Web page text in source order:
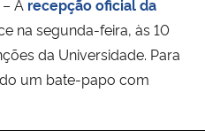
– A recepção oficial da
na segunda-feira, às 10
da Universidade. Para
um bate-papo com